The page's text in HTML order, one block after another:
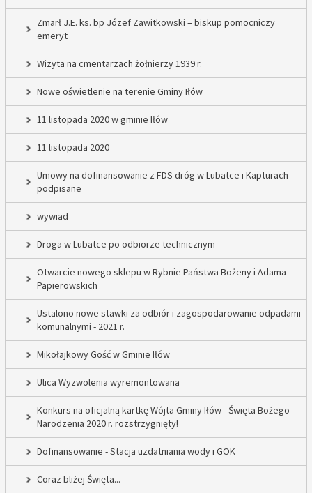
Zmarł J.E. ks. bp Józef Zawitkowski – biskup pomocniczy
emeryt
Wizyta na cmentarzach żołnierzy 1939 r.
Nowe oświetlenie na terenie Gminy Iłów
11 listopada 2020 w gminie Iłów
11 listopada 2020
Umowy na dofinansowanie z FDS dróg w Lubatce i Kapturach
podpisane
wywiad
Droga w Lubatce po odbiorze technicznym
Otwarcie nowego sklepu w Rybnie Państwa Bożeny i Adama
Papierowskich
Ustalono nowe stawki za odbiór i zagospodarowanie odpadami
komunalnymi - 2021 r.
Mikołajkowy Gość w Gminie Iłów
Ulica Wyzwolenia wyremontowana
Konkurs na oficjalną kartkę Wójta Gminy Iłów - Święta Bożego
Narodzenia 2020 r. rozstrzygnięty!
Dofinansowanie - Stacja uzdatniania wody i GOK
Coraz bliżej Święta...